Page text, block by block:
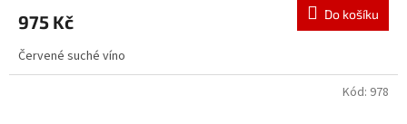
975 Kč Do košíku
Červené suché víno
Kód: 978